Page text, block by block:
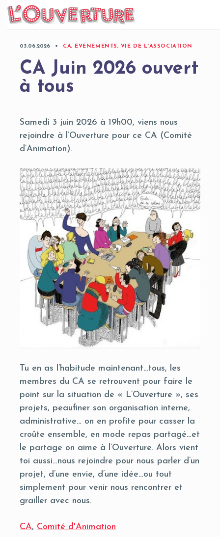
Skip
03.06.2026 CA, ÉVÉNEMENTS, VIE DE L'ASSOCIATION
CA Juin 2026 ouvert
à tous
Samedi 3 juin 2026 à 19h00, viens nous
rejoindre à l’Ouverture pour ce CA (Comité
d’Animation).
Tu en as l’habitude maintenant…tous, les
membres du CA se retrouvent pour faire le
point sur la situation de « L’Ouverture », ses
projets, peaufiner son organisation interne,
administrative… on en profite pour casser la
croûte ensemble, en mode repas partagé…et
le partage on aime à l’Ouverture. Alors vient
toi aussi…nous rejoindre pour nous parler d’un
projet, d’une envie, d’une idée…ou tout
simplement pour venir nous rencontrer et
grailler avec nous.
CA, Comité d'Animation